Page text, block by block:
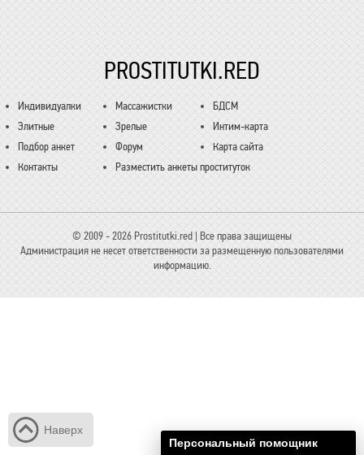
PROSTITUTKI.RED
Индивидуалки Массажистки
БДСМ
Элитные
Зрелые
Интим-карта
Подбор анкет
Форум
Карта сайта
Контакты
Разместить анкеты проституток
© 2009 - 2026 Prostitutki.red | Все права защищены
Администрация не несет ответственности за размещенную пользователями
информацию.
Персональный помощник
Наверх